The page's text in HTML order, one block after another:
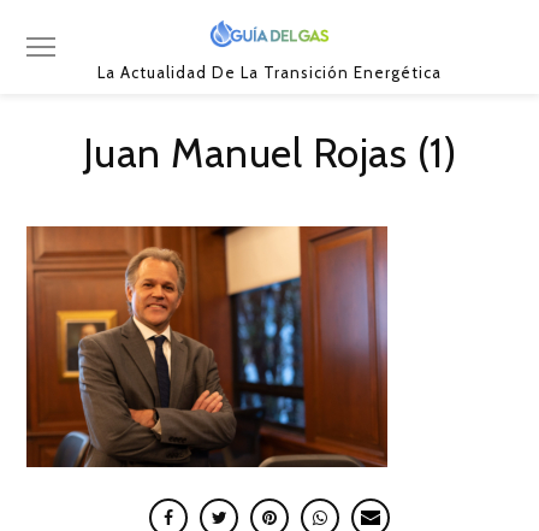
La Actualidad De La Transición Energética
Juan Manuel Rojas (1)